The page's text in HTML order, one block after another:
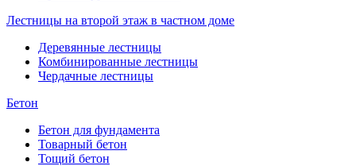
Лестницы на второй этаж в частном доме
Деревянные лестницы
Комбинированные лестницы
Чердачные лестницы
Бетон
Бетон для фундамента
Товарный бетон
Тощий бетон